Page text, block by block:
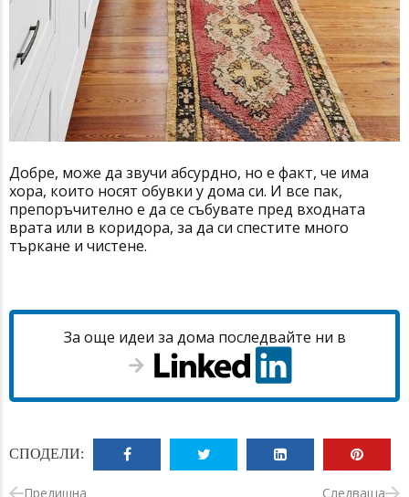
Добре, може да звучи абсурдно, но е факт, че има
хора, които носят обувки у дома си. И все пак,
препоръчително е да се събувате пред входната
врата или в коридора, за да си спестите много
търкане и чистене.
За още идеи за дома последвайте ни в
СПОДЕЛИ:
Предишна Следваща